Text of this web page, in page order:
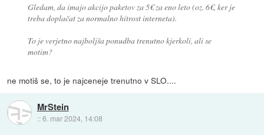
Gledam, da imajo akcijo paketov za 5€ za eno leto (oz. 6€, ker je
treba doplačat za normalno hitrost interneta).
To je verjetno najboljša ponudba trenutno kjerkoli, ali se
motim?
ne motiš se, to je najceneje trenutno v SLO....
MrStein
::6. mar 2024, 14:08